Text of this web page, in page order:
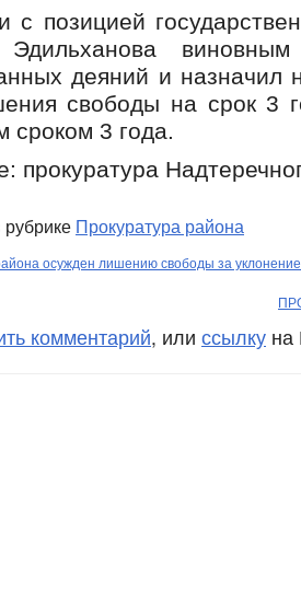
с позицией
деяний и назначил
свободы на срок 3
сроком 3 года.
прокуратура
Прокуратура района
осужден лишению свободы за
комментарий, или ссылку на